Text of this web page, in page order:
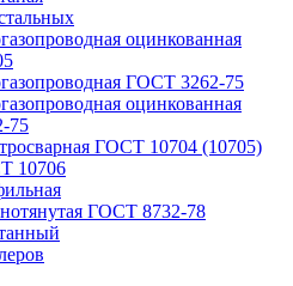
оцинкованная
ГОСТ 3262-75
оцинкованная
75
ГОСТ 10704 (10705)
10706
ГОСТ 8732-78